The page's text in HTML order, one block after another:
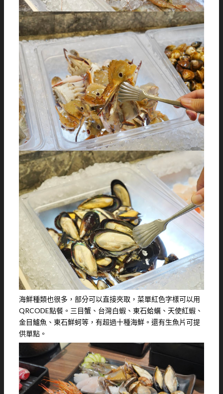
海鮮種類也很多，部分可以直接夾取，菜單紅色字樣可以用
QRCODE點餐。三目蟹、台灣白蝦、東石蛤蠣、天使紅蝦、
金目鱸魚、東石鮮蚵等，有超過十種海鮮。還有生魚片可提
供單點。